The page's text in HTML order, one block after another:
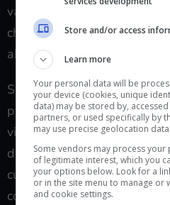
valore è ancora riconosciuto
che porta i più a buttarsi a
abbonamento e a fare il
Sapete qual è il vero punto
problema c’è, ma non
videogiochi oggi su piazza,
da unaprospettiva diversa
cui dobbiamo preoccuparci,
come questa viene sfruttata
Store and/or access
Learn more
Your personal data will be
your device (cookies, unique
data) may be stored by,
partners, or used specifically by
may use precise geolocation data.
Some vendors may process
of legitimate interest, which you
your options below. Look for a
or in the site menu to manage or
and cookie settings.